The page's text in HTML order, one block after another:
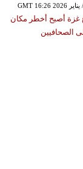
غزة أصبح أخطر مكان
الصحافيين